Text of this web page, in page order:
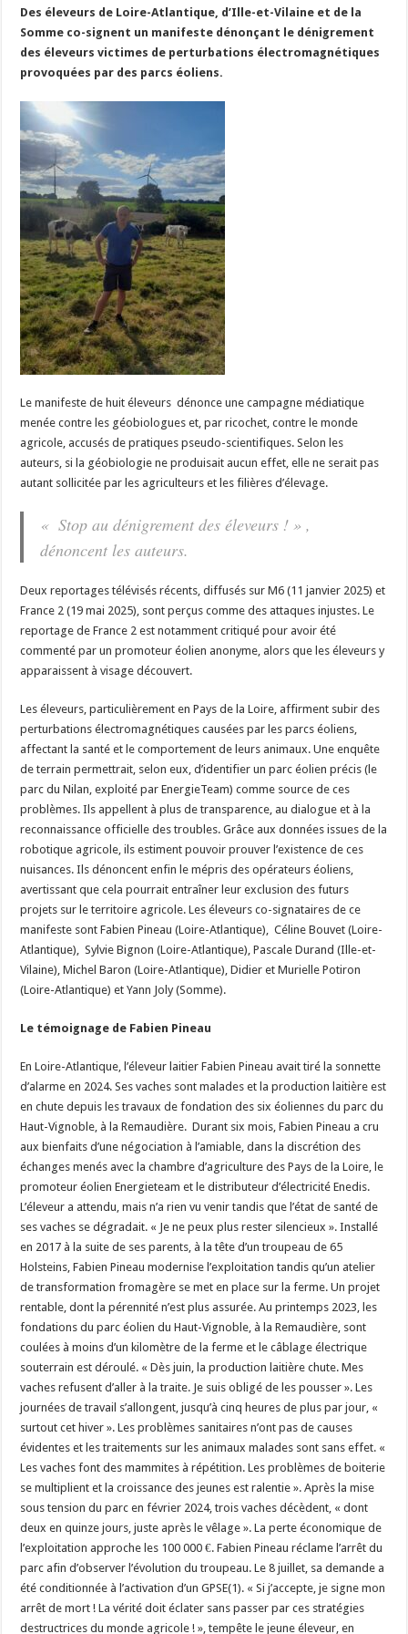
Un été fructueux pour Lactalis
Des éleveurs de Loire-Atlantique, d’Ille-et-Vilaine et de la
Somme co-signent un manifeste dénonçant le dénigrement
des éleveurs victimes de perturbations électromagnétiques
provoquées par des parcs éoliens.
Le manifeste de huit éleveurs dénonce une campagne médiatique
menée contre les géobiologues et, par ricochet, contre le monde
agricole, accusés de pratiques pseudo-scientifiques. Selon les
auteurs, si la géobiologie ne produisait aucun effet, elle ne serait pas
autant sollicitée par les agriculteurs et les filières d’élevage.
« Stop au dénigrement des éleveurs ! » ,
dénoncent les auteurs.
Deux reportages télévisés récents, diffusés sur M6 (11 janvier 2025) et
France 2 (19 mai 2025), sont perçus comme des attaques injustes. Le
reportage de France 2 est notamment critiqué pour avoir été
commenté par un promoteur éolien anonyme, alors que les éleveurs y
apparaissent à visage découvert.
Les éleveurs, particulièrement en Pays de la Loire, affirment subir des
perturbations électromagnétiques causées par les parcs éoliens,
affectant la santé et le comportement de leurs animaux. Une enquête
de terrain permettrait, selon eux, d’identifier un parc éolien précis (le
parc du Nilan, exploité par EnergieTeam) comme source de ces
problèmes. Ils appellent à plus de transparence, au dialogue et à la
reconnaissance officielle des troubles. Grâce aux données issues de la
robotique agricole, ils estiment pouvoir prouver l’existence de ces
nuisances. Ils dénoncent enfin le mépris des opérateurs éoliens,
avertissant que cela pourrait entraîner leur exclusion des futurs
projets sur le territoire agricole. Les éleveurs co-signataires de ce
manifeste sont Fabien Pineau (Loire-Atlantique), Céline Bouvet (Loire-
Atlantique), Sylvie Bignon (Loire-Atlantique), Pascale Durand (Ille-et-
Vilaine), Michel Baron (Loire-Atlantique), Didier et Murielle Potiron
(Loire-Atlantique) et Yann Joly (Somme).
Le témoignage de Fabien Pineau
En Loire-Atlantique, l’éleveur laitier Fabien Pineau avait tiré la sonnette
d’alarme en 2024. Ses vaches sont malades et la production laitière est
en chute depuis les travaux de fondation des six éoliennes du parc du
Haut-Vignoble, à la Remaudière. Durant six mois, Fabien Pineau a cru
aux bienfaits d’une négociation à l’amiable, dans la discrétion des
échanges menés avec la chambre d’agriculture des Pays de la Loire, le
promoteur éolien Energieteam et le distributeur d’électricité Enedis.
L’éleveur a attendu, mais n’a rien vu venir tandis que l’état de santé de
ses vaches se dégradait. « Je ne peux plus rester silencieux ». Installé
en 2017 à la suite de ses parents, à la tête d’un troupeau de 65
Holsteins, Fabien Pineau modernise l’exploitation tandis qu’un atelier
de transformation fromagère se met en place sur la ferme. Un projet
rentable, dont la pérennité n’est plus assurée. Au printemps 2023, les
fondations du parc éolien du Haut-Vignoble, à la Remaudière, sont
coulées à moins d’un kilomètre de la ferme et le câblage électrique
souterrain est déroulé. « Dès juin, la production laitière chute. Mes
vaches refusent d’aller à la traite. Je suis obligé de les pousser ». Les
journées de travail s’allongent, jusqu’à cinq heures de plus par jour, «
surtout cet hiver ». Les problèmes sanitaires n’ont pas de causes
évidentes et les traitements sur les animaux malades sont sans effet. «
Les vaches font des mammites à répétition. Les problèmes de boiterie
se multiplient et la croissance des jeunes est ralentie ». Après la mise
sous tension du parc en février 2024, trois vaches décèdent, « dont
deux en quinze jours, juste après le vêlage ». La perte économique de
l’exploitation approche les 100 000 €. Fabien Pineau réclame l’arrêt du
parc afin d’observer l’évolution du troupeau. Le 8 juillet, sa demande a
été conditionnée à l’activation d’un GPSE(1). « Si j’accepte, je signe mon
arrêt de mort ! La vérité doit éclater sans passer par ces stratégies
destructrices du monde agricole ! », tempête le jeune éleveur, en